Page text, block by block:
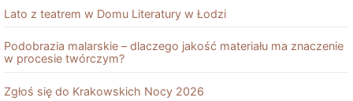
Lato z teatrem w Domu Literatury w Łodzi
Podobrazia malarskie – dlaczego jakość materiału ma znaczenie
w procesie twórczym?
Zgłoś się do Krakowskich Nocy 2026